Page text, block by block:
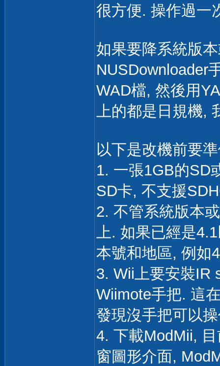
很方便. 操作過一
如果要降系統版
NUSDownloader
WAD檔, 然後用
上的都是日規機,
以下是改機前要
1. 一張1GB的SD
SD卡, 不支援
2. 不管系統版本
上. 如果已經是
本號和地區, 例如
3. Wii上要安裝IR
Wiimote手把. 這
發現沒手把可以
4. 下載ModMii,
窗圖形介面,